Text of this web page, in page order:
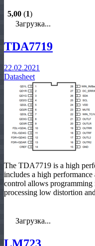
5,00 (1)
Загрузка...
TDA7719
22.02.2021
Datasheet
The TDA7719 is a high
includes a high
control allows programming
processing low distortion
Загрузка...
LM723